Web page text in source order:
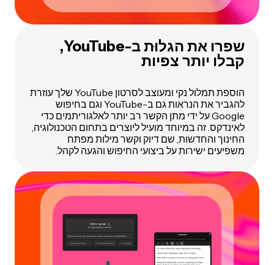
שפרו את הגלוּת ב-YouTube,
קבלו יותר צפיות
הוספת תמלול נקי ומעוצב לסרטון YouTube שלך עוזרת
להגביר את הנראות גם ב-YouTube וגם בחיפוש
Google על ידי מתן הקשר רב יותר לאלגוריתמים כדי
לאינדקס. זה במיוחד מועיל ליוצרים בתחום הטכנולוגיה,
החינוך והחדשות, שם דיוק וקשר מילות מפתח
משפיעים ישירות על ביצועי החיפוש והגעה לקהל.